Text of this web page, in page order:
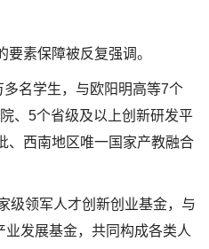
要素保障被反复强调。
名学生，与欧阳明高等7个
、5个省级及以上创新研发平
、西南地区唯一国家产教融合
级领军人才创新创业基金，与
发展基金，共同构成各类人